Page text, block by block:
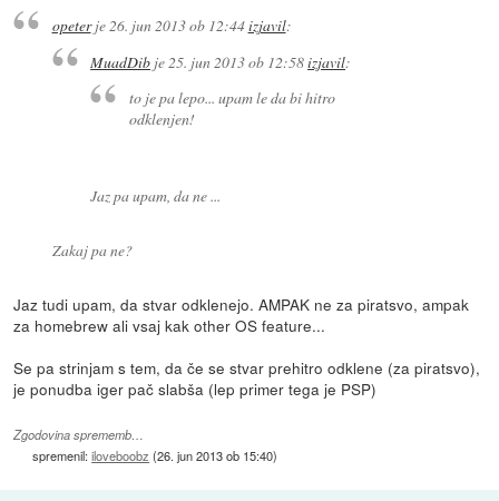
opeterje26. jun 2013 ob 12:44izjavil:
MuadDib je 25. jun 2013 ob 12:58izjavil:
to je pa lepo... upam le da bi hitro
odklenjen!
Jaz pa upam, da ne ...
Zakaj pa ne?
Jaz tudi upam, da stvar odklenejo. AMPAK ne za piratsvo, ampak
za homebrew ali vsaj kak other OS feature...
Se pa strinjam s tem, da če se stvar prehitro odklene (za piratsvo),
je ponudba iger pač slabša (lep primer tega je PSP)
Zgodovina sprememb…
spremenil:iloveboobz (26. jun 2013 ob 15:40)